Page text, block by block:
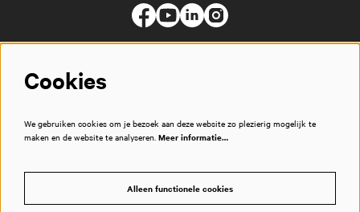
Cookies
We gebruiken cookies om je bezoek aan deze website zo plezierig mogelijk te
maken en de website te analyseren. Meer informatie…
Alleen functionele cookies